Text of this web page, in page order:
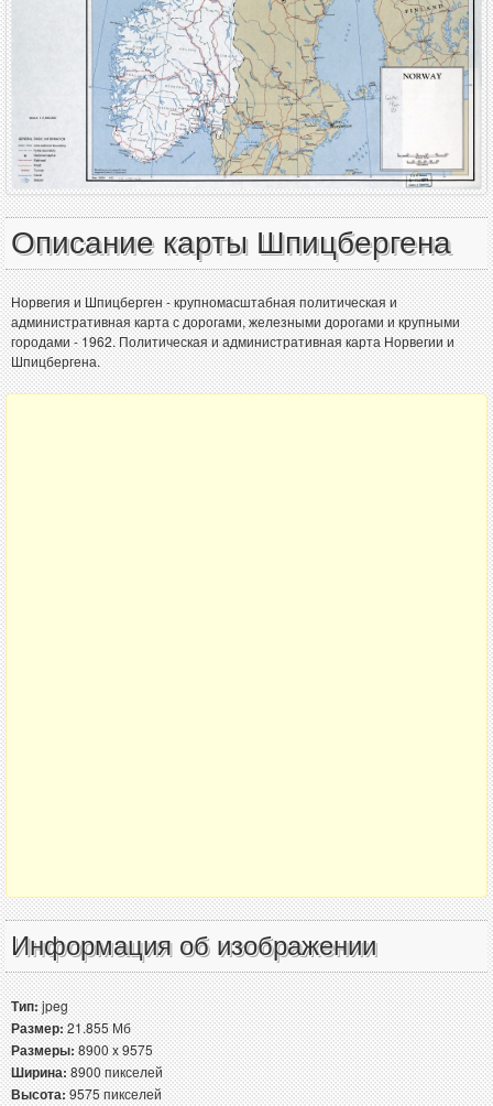
Описание карты Шпицбергена
Норвегия и Шпицберген - крупномасштабная политическая и
административная карта с дорогами, железными дорогами и крупными
городами - 1962. Политическая и административная карта Норвегии и
Шпицбергена.
Информация об изображении
Тип:jpeg
Размер:21.855 Мб
Размеры:8900 x 9575
Ширина:8900 пикселей
Высота:9575 пикселей